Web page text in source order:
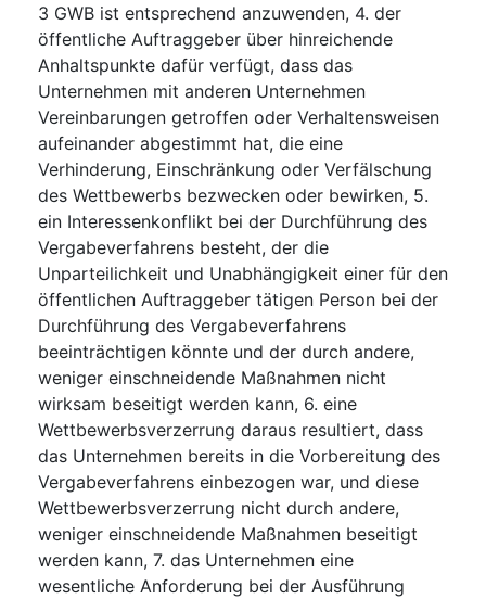
3 GWB ist entsprechend anzuwenden, 4. der
öffentliche Auftraggeber über hinreichende
Anhaltspunkte dafür verfügt, dass das
Unternehmen mit anderen Unternehmen
Vereinbarungen getroffen oder Verhaltensweisen
aufeinander abgestimmt hat, die eine
Verhinderung, Einschränkung oder Verfälschung
des Wettbewerbs bezwecken oder bewirken, 5.
ein Interessenkonflikt bei der Durchführung des
Vergabeverfahrens besteht, der die
Unparteilichkeit und Unabhängigkeit einer für den
öffentlichen Auftraggeber tätigen Person bei der
Durchführung des Vergabeverfahrens
beeinträchtigen könnte und der durch andere,
weniger einschneidende Maßnahmen nicht
wirksam beseitigt werden kann, 6. eine
Wettbewerbsverzerrung daraus resultiert, dass
das Unternehmen bereits in die Vorbereitung des
Vergabeverfahrens einbezogen war, und diese
Wettbewerbsverzerrung nicht durch andere,
weniger einschneidende Maßnahmen beseitigt
werden kann, 7. das Unternehmen eine
wesentliche Anforderung bei der Ausführung